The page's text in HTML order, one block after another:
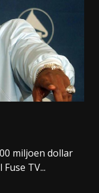
miljoen dollar
TV...